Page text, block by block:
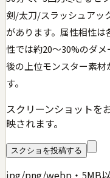
剣/太刀/スラッシュアッ
があります。属性相性
性では約20〜30%のダ
後の上位モンスター素
す。
スクリーンショットを
映されます。
スクショを投稿する
jpg/png/webp・5MB